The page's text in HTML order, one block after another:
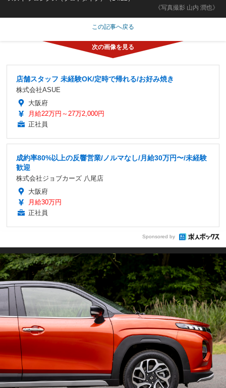
《写真撮影 山内 潤也》
この記事へ戻る
店舗スタッフ 未経験OK/定時で帰れる/お好み焼き
株式会社ASUE
大阪府
月給22万円～27万2,000円
正社員
成約率80%以上の反響営業/ノルマなし/月給30万円〜/未経験
歓迎
株式会社ジョブカーズ 八尾店
大阪府
月給30万円
正社員
Sponsored by